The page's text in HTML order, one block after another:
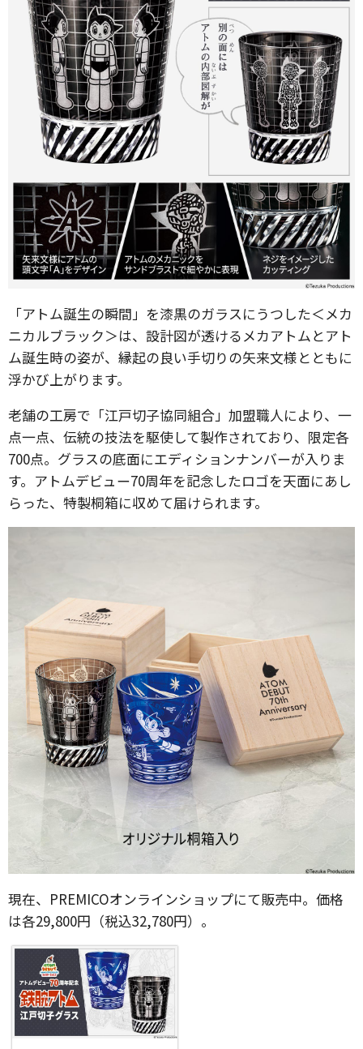
「アトム誕生の瞬間」を漆黒のガラスにうつした＜メカ
ニカルブラック＞は、設計図が透けるメカアトムとアト
ム誕生時の姿が、縁起の良い手切りの矢来文様とともに
浮かび上がります。
老舗の工房で「江戸切子協同組合」加盟職人により、一
点一点、伝統の技法を駆使して製作されており、限定各
700点。グラスの底面にエディションナンバーが入りま
す。アトムデビュー70周年を記念したロゴを天面にあし
らった、特製桐箱に収めて届けられます。
現在、PREMICOオンラインショップにて販売中。価格
は各29,800円（税込32,780円）。